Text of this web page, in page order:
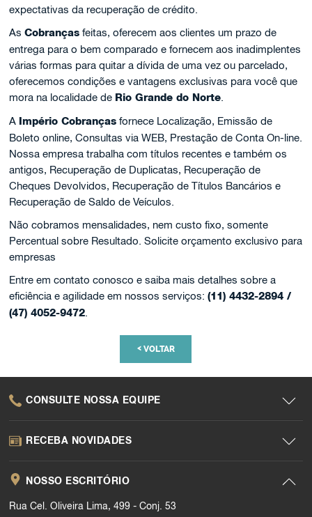
expectativas da recuperação de crédito.
AsCobranças feitas, oferecem aos clientes um prazo de
entrega para o bem comparado e fornecem aos inadimplentes
várias formas para quitar a dívida de uma vez ou parcelado,
oferecemos condições e vantagens exclusivas para você que
mora na localidade de Rio Grande do Norte.
A Império Cobranças fornece Localização, Emissão de
Boleto online, Consultas via WEB, Prestação de Conta On-line.
Nossa empresa trabalha com títulos recentes e também os
antigos, Recuperação de Duplicatas, Recuperação de
Cheques Devolvidos, Recuperação de Títulos Bancários e
Recuperação de Saldo de Veículos.
Não cobramos mensalidades, nem custo fixo, somente
Percentual sobre Resultado. Solicite orçamento exclusivo para
empresas
Entre em contato conosco e saiba mais detalhes sobre a
eficiência e agilidade em nossos serviços:(11) 4432-2894 /
(47) 4052-9472.
<VOLTAR
CONSULTE NOSSA EQUIPE
RECEBA NOVIDADES
NOSSO ESCRITÓRIO
Rua Cel. Oliveira Lima, 499 - Conj. 53